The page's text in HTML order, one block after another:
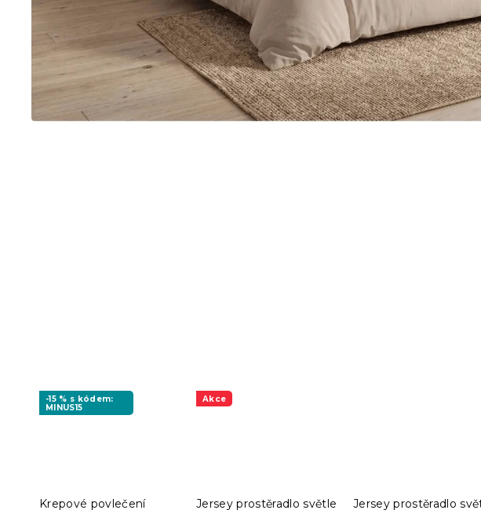
-15 % s kódem:
MINUS15
Krepové povlečení
Akce
Jersey prostěradlo světle
Jersey prostěradlo